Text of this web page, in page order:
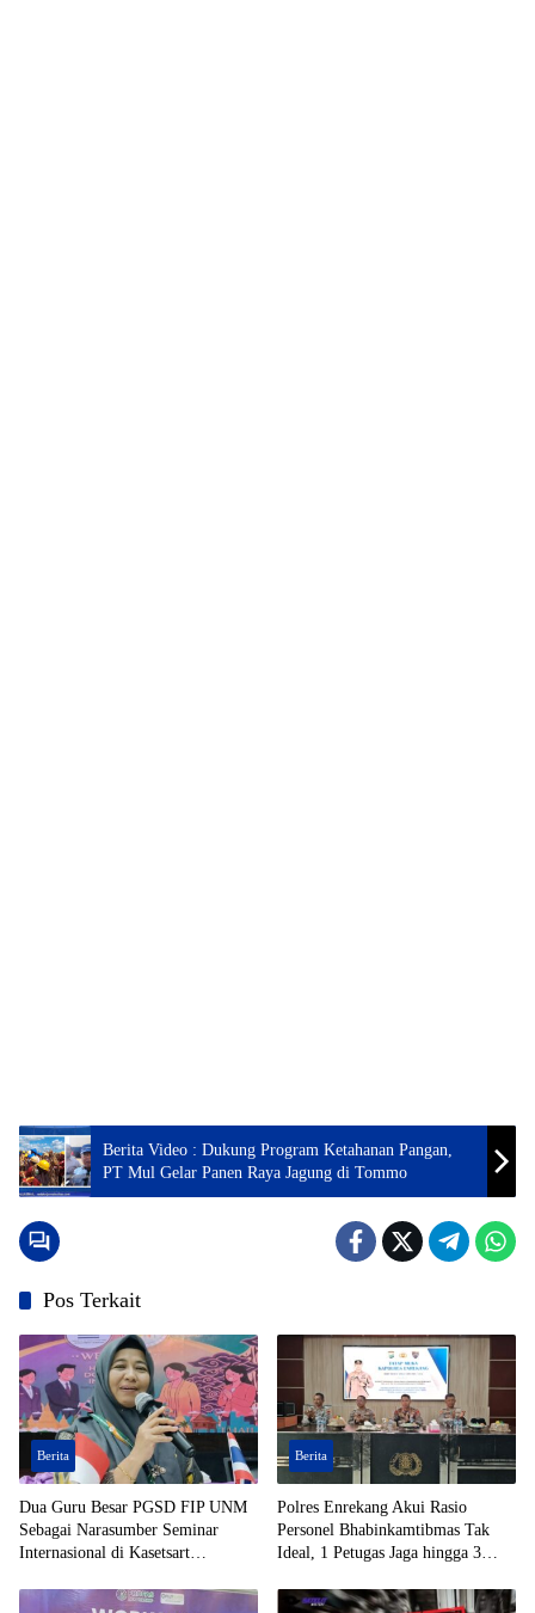
Berita Video : Dukung Program Ketahanan Pangan,
PT Mul Gelar Panen Raya Jagung di Tommo
Pos Terkait
Berita
Dua Guru Besar PGSD FIP UNM
Sebagai Narasumber Seminar
Internasional di Kasetsart
Berita
Polres Enrekang Akui Rasio
Personel Bhabinkamtibmas Tak
Ideal, 1 Petugas Jaga hingga 3